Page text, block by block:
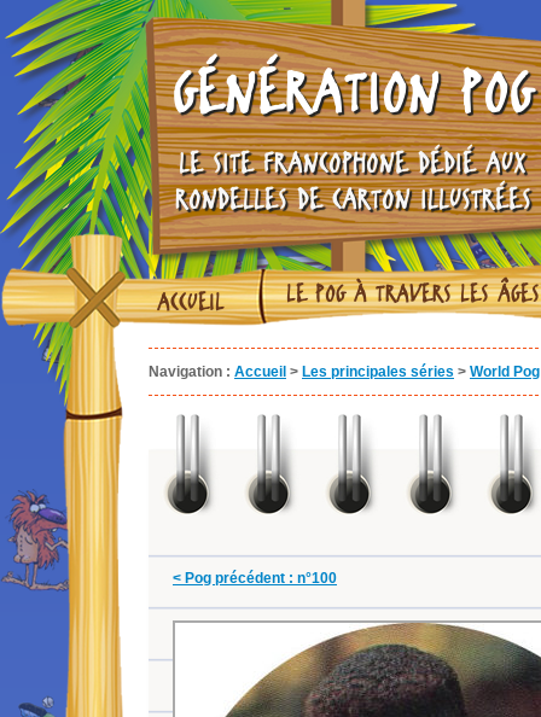
GÉNÉRATION POG
LE SITE FRANCOPHONE DÉDIÉ AUX
RONDELLES DE CARTON ILLUSTRÉES
ACCUEIL LE POG À TRAVERS LES ÂGES
Navigation : Accueil > Les principales séries > World
< Pog précédent : n°100